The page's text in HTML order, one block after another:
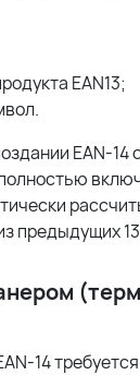
EAN13;
EAN-14
предыдущих
14